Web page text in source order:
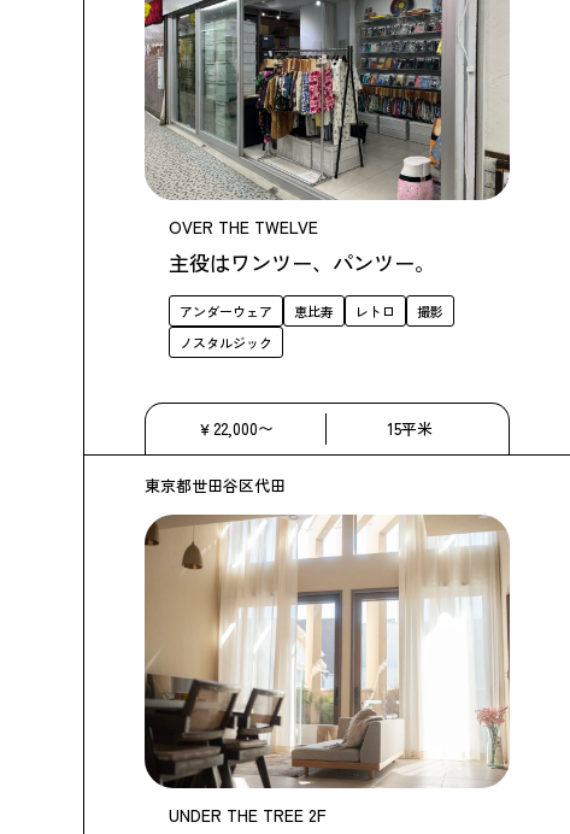
OVER THE TWELVE
主役はワンツー、パンツー。
アンダーウェア 恵比寿 レトロ
撮影
ノスタルジック
￥22,000〜 15平米
東京都世田谷区代田
UNDER THE TREE 2F